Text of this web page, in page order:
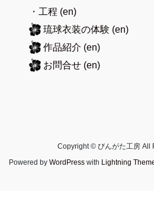
・ 工程 (en)
琉球衣装の体験 (en)
作品紹介 (en)
お問合せ (en)
Copyright © びんがた工房 All
Powered by WordPresswith Lightning